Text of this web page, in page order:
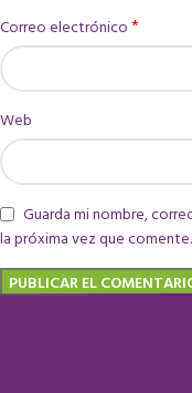
Correo electrónico*
Web
Guarda mi nombre,
la próxima vez que comente.